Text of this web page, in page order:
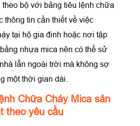
bộ với bảng tiêu lệnh chữa
thông tin cần thiết về việc
tại hộ gia đinh hoặc nơi tập
nhựa mica nên có thể sử
lẫn ngoài trời mà không sợ
một thời gian dài.